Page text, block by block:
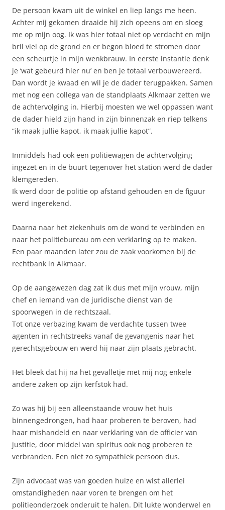
De persoon kwam uit de winkel en liep langs me heen.
Achter mij gekomen draaide hij zich opeens om en sloeg
me op mijn oog. Ik was hier totaal niet op verdacht en mijn
bril viel op de grond en er begon bloed te stromen door
een scheurtje in mijn wenkbrauw. In eerste instantie denk
je ‘wat gebeurd hier nu’ en ben je totaal verbouwereerd.
Dan wordt je kwaad en wil je de dader terugpakken. Samen
met nog een collega van de standplaats Alkmaar zetten we
de achtervolging in. Hierbij moesten we wel oppassen want
de dader hield zijn hand in zijn binnenzak en riep telkens
“ik maak jullie kapot, ik maak jullie kapot”.
Inmiddels had ook een politiewagen de achtervolging
ingezet en in de buurt tegenover het station werd de dader
klemgereden.
Ik werd door de politie op afstand gehouden en de figuur
werd ingerekend.
Daarna naar het ziekenhuis om de wond te verbinden en
naar het politiebureau om een verklaring op te maken.
Een paar maanden later zou de zaak voorkomen bij de
rechtbank in Alkmaar.
Op de aangewezen dag zat ik dus met mijn vrouw, mijn
chef en iemand van de juridische dienst van de
spoorwegen in de rechtszaal.
Tot onze verbazing kwam de verdachte tussen twee
agenten in rechtstreeks vanaf de gevangenis naar het
gerechtsgebouw en werd hij naar zijn plaats gebracht.
Het bleek dat hij na het gevalletje met mij nog enkele
andere zaken op zijn kerfstok had.
Zo was hij bij een alleenstaande vrouw het huis
binnengedrongen, had haar proberen te beroven, had
haar mishandeld en naar verklaring van de officier van
justitie, door middel van spiritus ook nog proberen te
verbranden. Een niet zo sympathiek persoon dus.
Zijn advocaat was van goeden huize en wist allerlei
omstandigheden naar voren te brengen om het
politieonderzoek onderuit te halen. Dit lukte wonderwel en